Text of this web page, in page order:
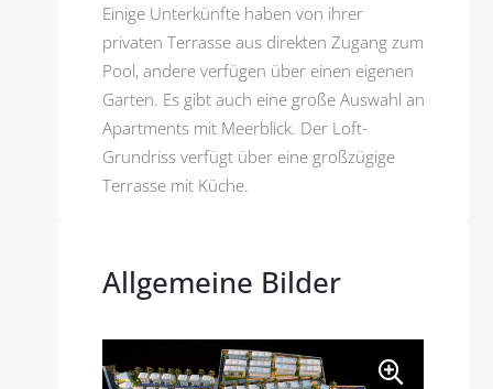
Einige Unterkünfte haben von ihrer
privaten Terrasse aus direkten Zugang zum
Pool, andere verfügen über einen eigenen
Garten. Es gibt auch eine große Auswahl an
Apartments mit Meerblick. Der Loft-
Grundriss verfügt über eine großzügige
Terrasse mit Küche.
Allgemeine Bilder